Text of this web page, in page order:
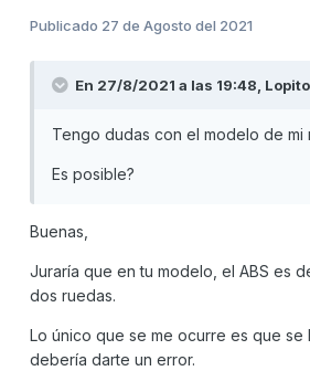
Publicado 27 de Agosto del 2021
En 27/8/2021 a las 19:48,
Tengo dudas con el modelo de
Es posible?
Buenas,
Juraría que en tu modelo, el ABS es
dos ruedas.
Lo único que se me ocurre es que
debería darte un error.